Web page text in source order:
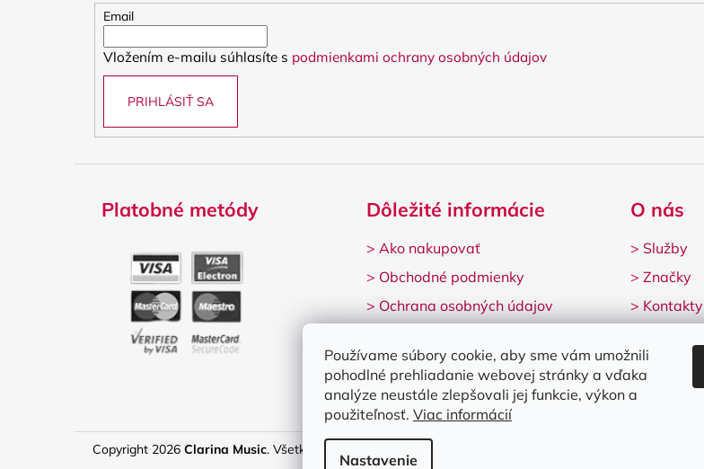
Používame súbory cookie, aby sme vám umožnili
pohodlné prehliadanie webovej stránky a vďaka
analýze neustále zlepšovali jej funkcie, výkon a
použiteľnosť. Viac informácií
Nastavenie
Email
Vložením e-mailu súhlasíte s podmienkami ochrany osobných údajov
PRIHLÁSIŤ SA
Platobné metódy Dôležité informácie
> Ako nakupovať
> Obchodné podmienky
> Ochrana osobných údajov
O nás
> Služby
> Značky
> Kontakty
Copyright 2026 Clarina Music. Všetky práva vyhradené.